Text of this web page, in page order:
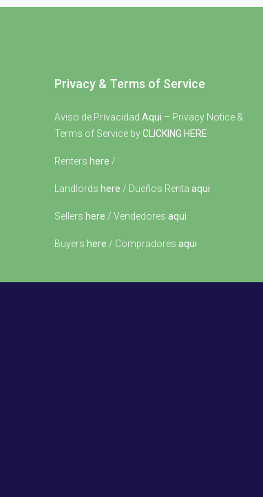
Privacy & Terms of Service
Aviso de Privacidad Aqui – Privacy Notice &
Terms of Service byCLICKING HERE
Renters here /
Landlords here / Dueños Renta aqui
Sellers here / Vendedores aqui
Buyers here / Compradores aqui